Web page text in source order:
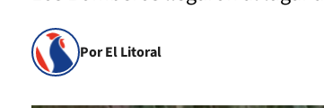
Por El Litoral